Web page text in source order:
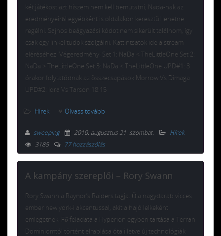
két játékost azt hiszem nem kell bemutatni, Nada-nak az
eredményeiről egyébként is oldalakon keresztül lehetne
regélni. Sajnos beágyazási kódot nem sikerült találnom, így
csak egy linkel tudok szolgálni. Kattintsatok ide a stream
eléréséhez! Végeredmény: Set 1: NaDa < TheLittleOne Set 2:
NaDa > TheLittleOne Set 3: NaDa < TheLittleOne UPD#1: 3
órakor folytatódnak az összecsapások Morrow Vs Dimaga
UPD#2: Idra Vs Tarson 18:15
Hírek Olvass tovább
sweeping 2010. augusztus 21. szombat.
Hírek
3185
77 hozzászólás
A kampány szereplői – Rory Swann
Rory Swann a Raynor’s Raiders tagja. Ő a nagydarab vicces
ember new york-i akcentussal, akit a hajó lelkeként
emlegetnek. Fő feladata a Hyperion egyben tartása a Terran
Dominiomtól történt elrablása óta illetve új technológiák